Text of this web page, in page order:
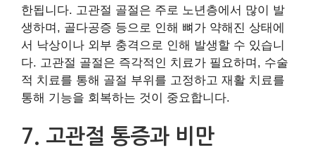
한됩니다. 고관절 골절은 주로 노년층에서 많이 발
생하며, 골다공증 등으로 인해 뼈가 약해진 상태에
서 낙상이나 외부 충격으로 인해 발생할 수 있습니
다. 고관절 골절은 즉각적인 치료가 필요하며, 수술
적 치료를 통해 골절 부위를 고정하고 재활 치료를
통해 기능을 회복하는 것이 중요합니다.
7. 고관절 통증과 비만